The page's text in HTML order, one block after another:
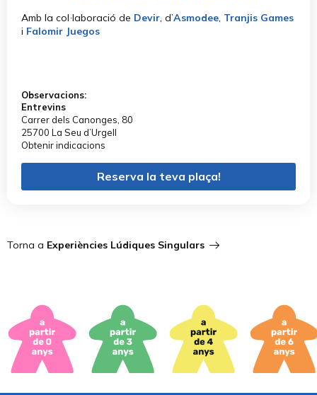
Amb la col·laboració de Devir, d’Asmodee, Tranjis Games
i Falomir Juegos
Observacions:
Entrevins
Carrer dels Canonges, 80
25700 La Seu d’Urgell
Obtenir indicacions
Reserva la teva plaça!
Torna a Experiències Lúdiques Singulars